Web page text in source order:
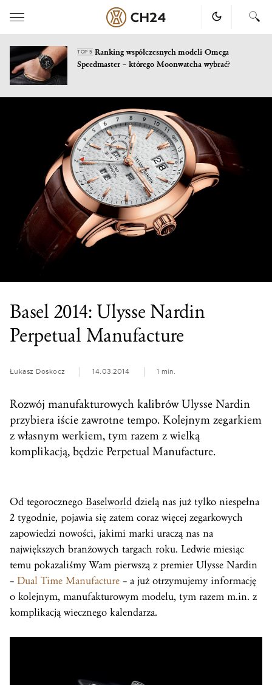
TOP 5Ranking współczesnych modeli Omega
Speedmaster – którego Moonwatcha wybrać?
Basel 2014: Ulysse Nardin
Perpetual Manufacture
Łukasz Doskocz 14.03.2014 1 min.
Rozwój manufakturowych kalibrów Ulysse Nardin
przybiera iście zawrotne tempo. Kolejnym zegarkiem
z własnym werkiem, tym razem z wielką
komplikacją, będzie Perpetual Manufacture.
Od tegorocznego Baselworld dzielą nas już tylko niespełna
2 tygodnie, pojawia się zatem coraz więcej zegarkowych
zapowiedzi nowości, jakimi marki uraczą nas na
największych branżowych targach roku. Ledwie miesiąc
temu pokazaliśmy Wam pierwszą z premier Ulysse Nardin
– Dual Time Manufacture – a już otrzymujemy informację
o kolejnym, manufakturowym modelu, tym razem m.in. z
komplikacją wiecznego kalendarza.